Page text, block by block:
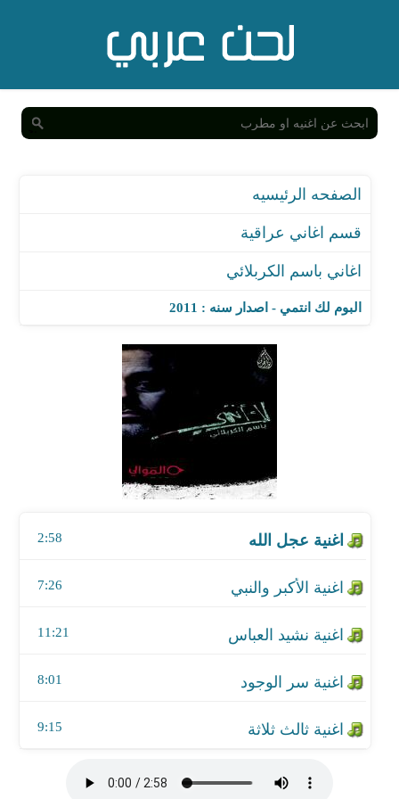
قسم اغاني عراقية
اغاني باسم الكربلائي
البوم لك انتمي - اصدار سنه : 2011
2:58
اغنية الأكبر والنبي
7:26
اغنية نشيد العباس
11:21
8:01
9:15